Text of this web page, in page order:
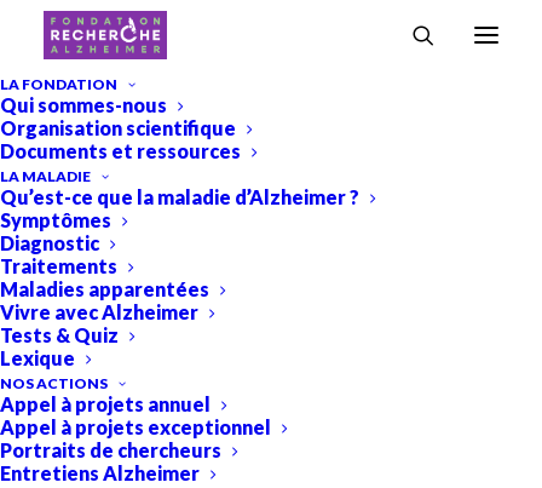
LA FONDATION
Qui sommes-nous
Organisation scientifique
Documents et ressources
LA MALADIE
Qu’est-ce que la maladie d’Alzheimer ?
Symptômes
Diagnostic
Traitements
Maladies apparentées
Vivre avec Alzheimer
Tests & Quiz
Lexique
NOS ACTIONS
Appel à projets annuel
Appel à projets exceptionnel
Portraits de chercheurs
Entretiens Alzheimer
Accueil›Professeur Vincent Planche
Professeur Vincent Planche
Profession
universités, praticien hospitalier
Lieu d’exercice: Bordeaux, France